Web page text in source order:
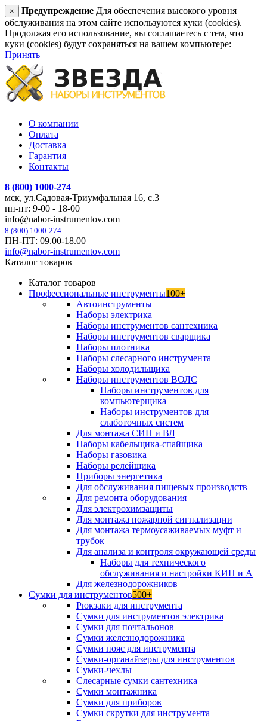
× Предупреждение Для обеспечения высокого уровня
обслуживания на этом сайте используются куки (cookies).
Продолжая его использование, вы соглашаетесь с тем, что
куки (cookies) будут сохраняться на вашем компьютере:
Принять
О компании
Оплата
Доставка
Гарантия
Контакты
8 (800) 1000-274
мск, ул.Садовая-Триумфальная 16, с.3
пн-пт: 9-00 - 18-00
info@nabor-instrumentov.com
8 (800) 1000-274
ПН-ПТ: 09.00-18.00
info@nabor-instrumentov.com
Каталог товаров
Каталог товаров
Профессиональные инструменты100+
Автоинструменты
Наборы электрика
Наборы инструментов сантехника
Наборы инструментов сварщика
Наборы плотника
Наборы слесарного инструмента
Наборы холодильщика
Наборы инструментов ВОЛС
Наборы инструментов для
компьютерщика
Наборы инструментов для
слаботочных систем
Для монтажа СИП и ВЛ
Наборы кабельщика-спайщика
Наборы газовика
Наборы релейщика
Приборы энергетика
Для обслуживания пищевых производств
Для ремонта оборудования
Для электрохимзащиты
Для монтажа пожарной сигнализации
Для монтажа термоусаживаемых муфт и
трубок
Для анализа и контроля окружающей среды
Наборы для технического
обслуживания и настройки КИП и А
Для железнодорожников
Сумки для инструментов500+
Рюкзаки для инструмента
Сумки для инструментов электрика
Сумки для почтальонов
Сумки железнодорожника
Сумки пояс для инструмента
Сумки-органайзеры для инструментов
Сумки-чехлы
Слесарные сумки сантехника
Сумки монтажника
Сумки для приборов
Сумки скрутки для инструмента